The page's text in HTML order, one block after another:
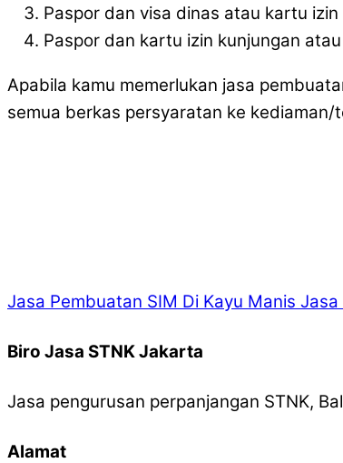
Paspor dan visa dinas atau kartu
Paspor dan kartu izin kunjungan
Apabila kamu memerlukan jasa
semua berkas persyaratan ke kediaman/
Jasa Pembuatan SIM Di Kayu Manis Jasa
Biro Jasa STNK Jakarta
Jasa pengurusan perpanjangan STNK,
Alamat